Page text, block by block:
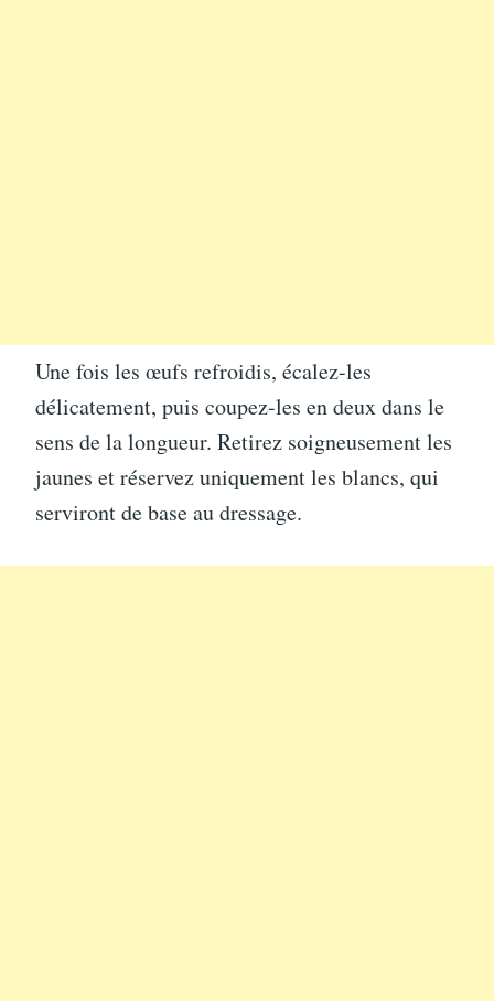
Une fois les œufs refroidis, écalez-les
délicatement, puis coupez-les en deux dans le
sens de la longueur. Retirez soigneusement les
jaunes et réservez uniquement les blancs, qui
serviront de base au dressage.